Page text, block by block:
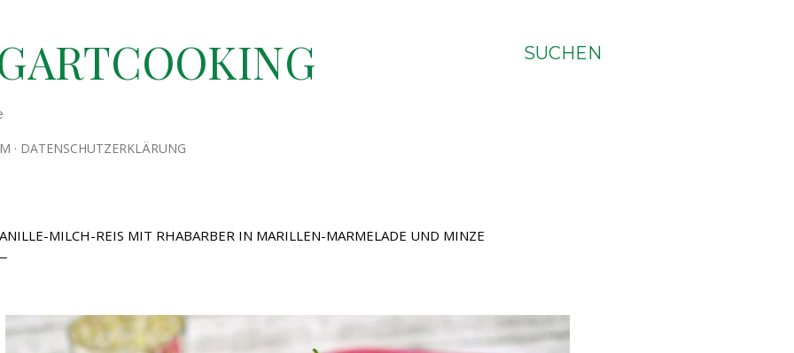
SUCHEN
DATENSCHUTZERKLÄRUNG
MILCH-REIS MIT RHABARBER IN MARILLEN-MARMELADE UND MINZE